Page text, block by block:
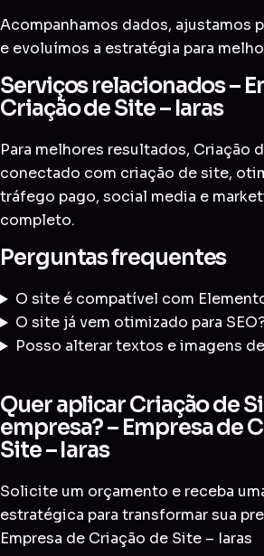
Acompanhamos dados, ajustamos
e evoluímos a estratégia para
Serviços relacionados –
Criação de Site – Iaras
Para melhores resultados, Criação
conectado com criação de site,
tráfego pago, social media e
completo.
Perguntas frequentes
O site é compatível com
O site já vem otimizado para
Posso alterar textos e imagens
Quer aplicar Criação de
empresa? – Empresa de
Site – Iaras
Solicite um orçamento e receba
estratégica para transformar sua
Empresa de Criação de Site – Iaras